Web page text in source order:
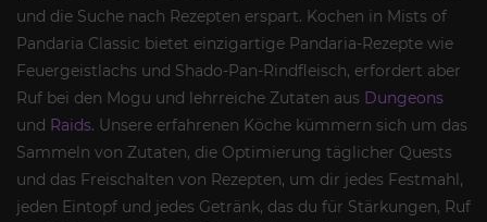
und die Suche nach Rezepten erspart. Kochen in Mists of
Pandaria Classic bietet einzigartige Pandaria-Rezepte wie
Feuergeistlachs und Shado-Pan-Rindfleisch, erfordert aber
Ruf bei den Mogu und lehrreiche Zutaten aus Dungeons
und Raids. Unsere erfahrenen Köche kümmern sich um das
Sammeln von Zutaten, die Optimierung täglicher Quests
und das Freischalten von Rezepten, um dir jedes Festmahl,
jeden Eintopf und jedes Getränk, das du für Stärkungen, Ruf